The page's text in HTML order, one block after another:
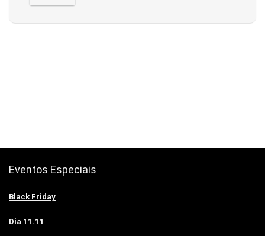
Eventos Especiais
Black Friday
Dia 11.11